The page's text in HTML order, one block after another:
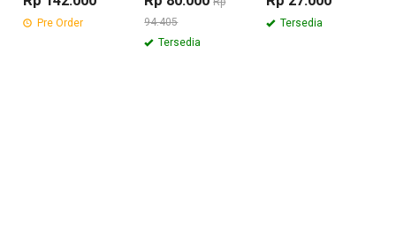
Pre Order
94.405
Tersedia
Tersedia